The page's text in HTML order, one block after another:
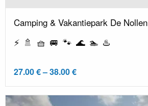
Camping & Vakantiepark De Nollen
⚡ 🚿 🧺 🚐 🐾 🌊 🏊 ♨️
27.00 € – 38.00 €